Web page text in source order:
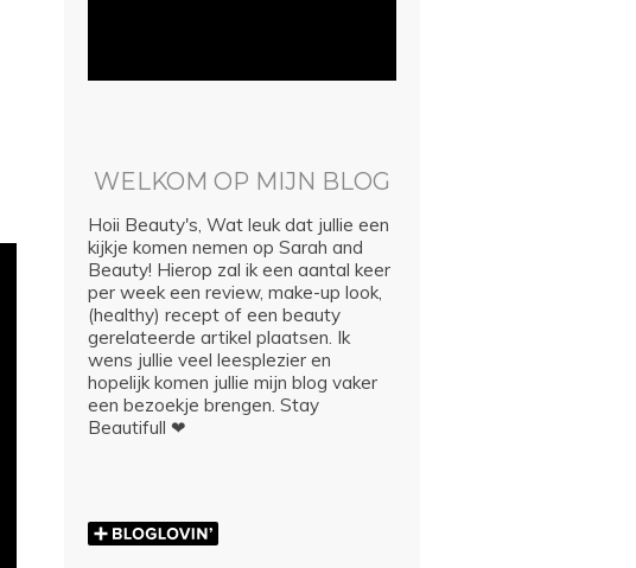
WELKOM OP MIJN BLOG
Hoii Beauty's, Wat leuk dat jullie een
kijkje komen nemen op Sarah and
Beauty! Hierop zal ik een aantal keer
per week een review, make-up look,
(healthy) recept of een beauty
gerelateerde artikel plaatsen. Ik
wens jullie veel leesplezier en
hopelijk komen jullie mijn blog vaker
een bezoekje brengen. Stay
Beautifull ❤